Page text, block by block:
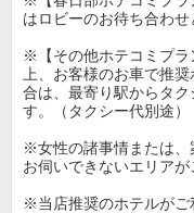
はロビーのお待ち合わせ
※【その他ホテコミプラ
上、お客様のお車で推
合は、最寄り駅からタ
す。（タクシー代別途）
※女性の諸事情または、
お伺いできないエリアが
※当店推奨のホテルがご